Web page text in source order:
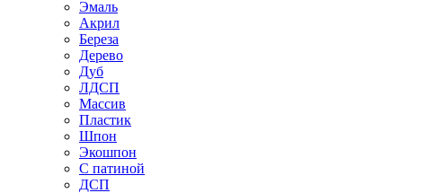
Эмаль
Акрил
Береза
Дерево
Дуб
ЛДСП
Массив
Пластик
Шпон
Экошпон
С патиной
ДСП